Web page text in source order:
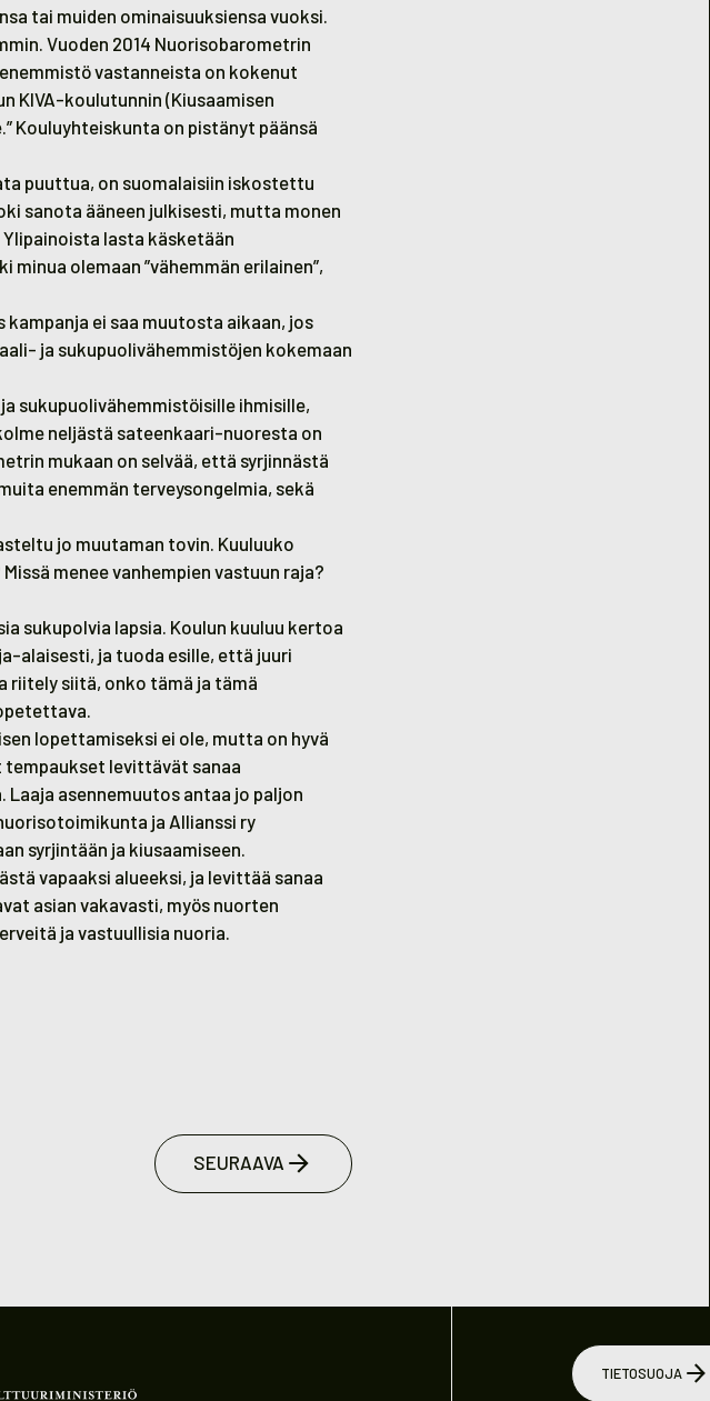
tai muiden ominaisuuksiensa vuoksi.
Vuoden 2014 Nuorisobarometrin
vastanneista on kokenut
KIVA-koulutunnin (Kiusaamisen
Kouluyhteiskunta on pistänyt päänsä
puuttua, on suomalaisiin iskostettu
sanota ääneen julkisesti, mutta monen
lasta käsketään
olemaan ”vähemmän erilainen”,
ei saa muutosta aikaan, jos
ja sukupuolivähemmistöjen kokemaan
sukupuolivähemmistöisille ihmisille,
neljästä sateenkaari-nuoresta on
mukaan on selvää, että syrjinnästä
enemmän terveysongelmia, sekä
jo muutaman tovin. Kuuluuko
menee vanhempien vastuun raja?
sukupolvia lapsia. Koulun kuuluu kertoa
alaisesti, ja tuoda esille, että juuri
riitely siitä, onko tämä ja tämä
lopettamiseksi ei ole, mutta on hyvä
tempaukset levittävät sanaa
asennemuutos antaa jo paljon
ja Allianssi ry
syrjintään ja kiusaamiseen.
vapaaksi alueeksi, ja levittää sanaa
asian vakavasti, myös nuorten
ja vastuullisia nuoria.
SEURAAVA
TIETOSUOJA